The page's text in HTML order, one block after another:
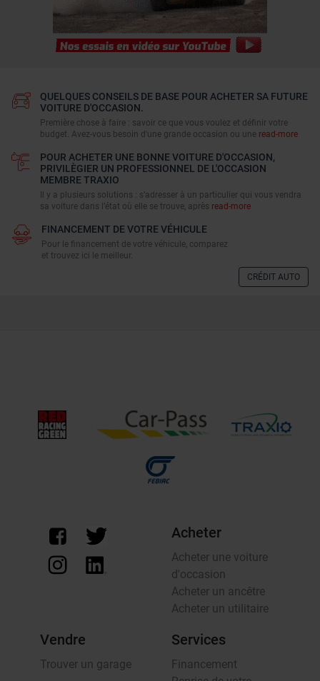
QUELQUES CONSEILS DE BASE POUR ACHETER SA FUTURE
VOITURE D'OCCASION.
Première chose à faire : savoir ce que vous voulez et définir votre
budget. Avez-vous besoin d'une grande occasion ou une read-more
POUR ACHETER UNE BONNE VOITURE D'OCCASION,
PRIVILÈGIER UN PROFESSIONNEL DE L'OCCASION
MEMBRE TRAXIO
Il y a plusieurs solutions : s’adresser à un particulier qui vous vendra
sa voiture dans l’état où elle se trouve, après read-more
FINANCEMENT DE VOTRE VÉHICULE
Pour le financement de votre véhicule, comparez
et trouvez ici le meilleur.
CRÉDIT AUTO
Acheter
Acheter une voiture
d'occasion
Acheter un ancêtre
Acheter un utilitaire
Vendre
Trouver un garage
Services
Financement